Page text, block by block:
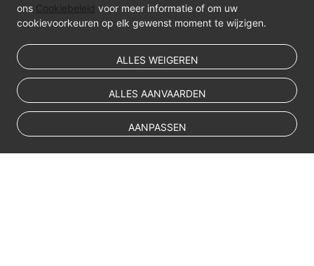
ons Cookiebeleid voor meer informatie of om uw
cookievoorkeuren op elk gewenst moment te wijzigen.
ALLES WEIGEREN
ALLES AANVAARDEN
AANPASSEN